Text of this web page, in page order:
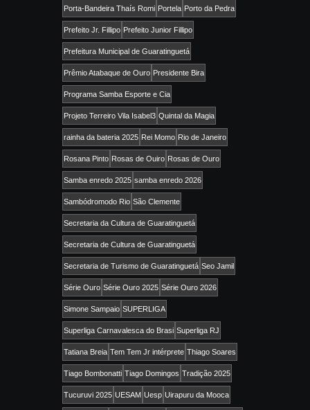
Porta-Bandeira Thaís Romi Portela Porto da Pedra
Prefeito Jr. Fillipo Prefeito Junior Fillipo
Prefeitura Municipal de Guaratinguetá
Prêmio Atabaque de Ouro Presidente Bira
Programa Samba Esporte e Cia
Projeto Terreiro Vila Isabel3 Quintal da Magia
rainha da bateria 2025 Rei Momo Rio de Janeiro
Rosana Pinto Rosas de Ouiro Rosas de Ouro
Samba enredo 2025 samba enredo 2026
Sambódromodo Rio São Clemente
Secretaria da Cultura de Guaratinguetá
Secretaria de Cultura de Guaratinguetá
Secretaria de Turismo de Guaratinguetá Seo Jamil
Série Ouro Série Ouro 2025 Série Ouro 2026
Simone Sampaio SUPERLIGA
Superliga Carnavalesca do Brasi Superliga RJ
Tatiana Breia Tem Tem Jr intérprete Thiago Soares
Tiago Bombonatti Tiago Domingos Tradição 2025
Tucuruvi 2025 UESAM Uesp Uirapuru da Mooca